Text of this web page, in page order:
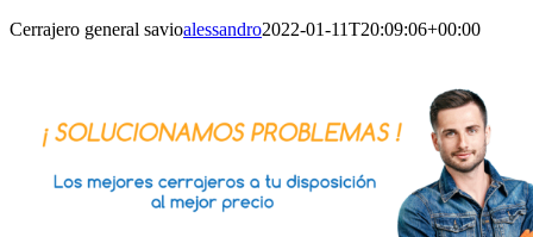
Cerrajero general savioalessandro2022-01-11T20:09:06+00:00